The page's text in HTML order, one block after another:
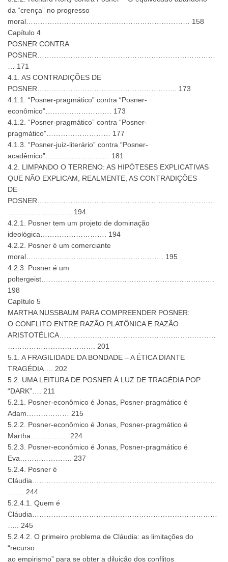
da “crença” no progresso
moral…………………………………………………………… 158
Capítulo 4
POSNER CONTRA
POSNER…………………………………………………………………
… 171
4.1. AS CONTRADIÇÕES DE
POSNER………………………………………………….. 173
4.1.1. “Posner-pragmático” contra “Posner-
econômico”………………………. 173
4.1.2. “Posner-pragmático” contra “Posner-
pragmático”……………………… 177
4.1.3. “Posner-juiz-literário” contra “Posner-
acadêmico”……………………… 181
4.2. LIMPANDO O TERRENO: AS HIPÓTESES EXPLICATIVAS
QUE NÃO EXPLICAM, REALMENTE, AS CONTRADIÇÕES
DE
POSNER…………………………………………………………………
……………………… 194
4.2.1. Posner tem um projeto de dominação
ideológica………………………. 194
4.2.2. Posner é um comerciante
moral…………………………………………………. 195
4.2.3. Posner é um
poltergeist……………………………………………………………….
198
Capítulo 5
MARTHA NUSSBAUM PARA COMPREENDER POSNER:
O CONFLITO ENTRE RAZÃO PLATÔNICA E RAZÃO
ARISTOTÉLICA…………………………………………………………
………………………………. 201
5.1. A FRAGILIDADE DA BONDADE – A ÉTICA DIANTE
TRAGÉDIA…. 202
5.2. UMA LEITURA DE POSNER À LUZ DE TRAGÉDIA POP
“DARK”…. 211
5.2.1. Posner-econômico é Jonas, Posner-pragmático é
Adam……………… 215
5.2.2. Posner-econômico é Jonas, Posner-pragmático é
Martha……………. 224
5.2.3. Posner-econômico é Jonas, Posner-pragmático é
Eva…………………. 237
5.2.4. Posner é
Cláudia……………………………………………………………………
……. 244
5.2.4.1. Quem é
Cláudia……………………………………………………………………
….. 245
5.2.4.2. O primeiro problema de Cláudia: as limitações do
“recurso
ao empirismo” para se obter a diluição dos conflitos